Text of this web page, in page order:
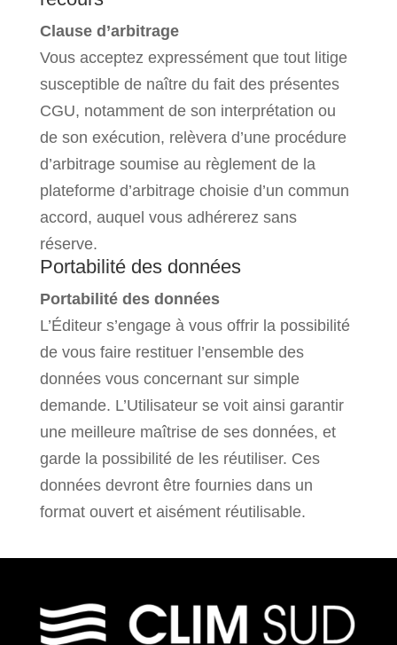
Clause d’arbitrage
Vous acceptez expressément que tout litige
susceptible de naître du fait des présentes
CGU, notamment de son interprétation ou
de son exécution, relèvera d’une procédure
d’arbitrage soumise au règlement de la
plateforme d’arbitrage choisie d’un commun
accord, auquel vous adhérerez sans
réserve.
Portabilité des données
Portabilité des données
L’Éditeur s’engage à vous offrir la possibilité
de vous faire restituer l’ensemble des
données vous concernant sur simple
demande. L’Utilisateur se voit ainsi garantir
une meilleure maîtrise de ses données, et
garde la possibilité de les réutiliser. Ces
données devront être fournies dans un
format ouvert et aisément réutilisable.